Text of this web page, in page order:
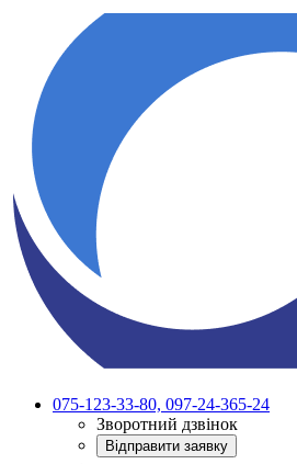
075-123-33-80, 097-24-365-24
Зворотний дзвінок
Відправити заявку